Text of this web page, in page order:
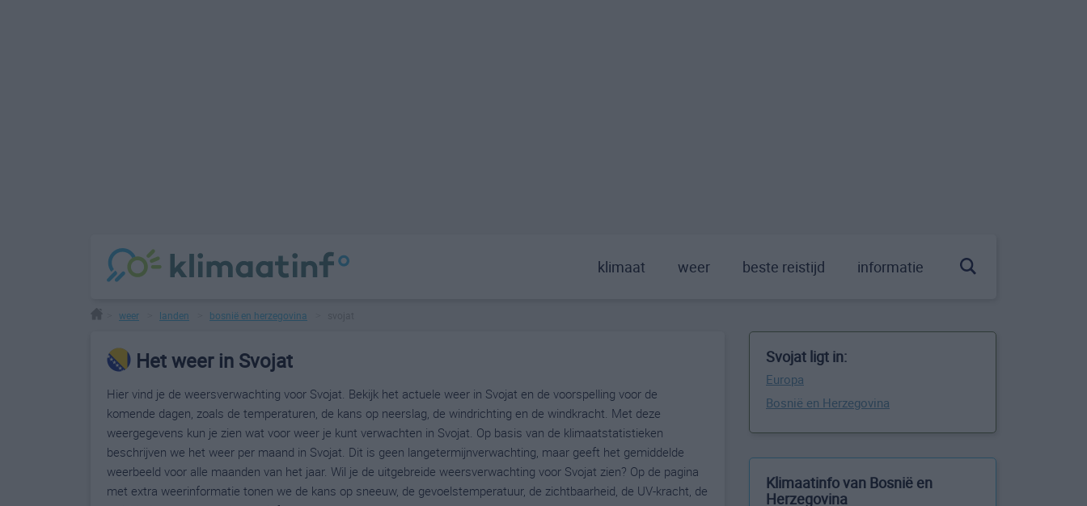
klimaat weer beste reistijd informatie
weer landen bosnië en herzegovina
Het weer in Svojat
Hier vind je de weersverwachting voor Svojat. Bekijk het actuele weer in Svojat en de voorspelling voor de
komende dagen, zoals de temperaturen, de kans op neerslag, de windrichting en de windkracht. Met deze
weergegevens kun je zien wat voor weer je kunt verwachten in Svojat. Op basis van de klimaatstatistieken
beschrijven we het weer per maand in Svojat. Dit is geen langetermijnverwachting, maar geeft het gemiddelde
weerbeeld voor alle maanden van het jaar. Wil je de uitgebreide weersverwachting voor Svojat zien? Op de pagina
met extra weerinformatie tonen we de kans op sneeuw, de gevoelstemperatuur, de zichtbaarheid, de UV-kracht, de
Svojat ligt in:
Europa
Bosnië en Herzegovina
Klimaatinfo van Bosnië en
Herzegovina